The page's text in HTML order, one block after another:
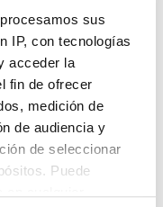
procesamos sus
IP, con tecnologías
acceder la
fin de ofrecer
medición de
de audiencia y
de seleccionar
Puede
como
aquí.
estás